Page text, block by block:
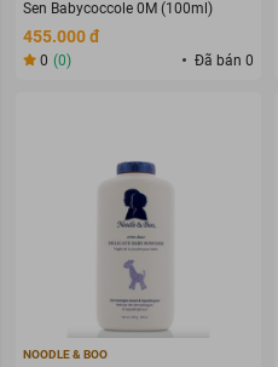
Sen Babycoccole 0M (100ml)
455.000 đ
0 (0) Đã bán 0
NOODLE & BOO